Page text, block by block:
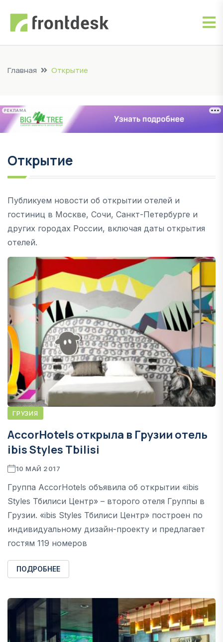
Главная Открытие
РЕКЛАМА
Открытие
Публикуем новости об открытии отелей и
гостиниц в Москве, Сочи, Санкт-Петербурге и
других городах России, включая даты открытия
отелей.
ГРУЗИЯ
AccorHotels открыла в Грузии отель
ibis Styles Tbilisi
10 МАЙ 2017
Группа AccorHotels объявила об открытии «ibis
Styles Тбилиси Центр» – второго отеля Группы в
Грузии. «ibis Styles Тбилиси Центр» построен по
индивидуальному дизайн-проекту и предлагает
гостям 119 номеров
ПОДРОБНЕЕ